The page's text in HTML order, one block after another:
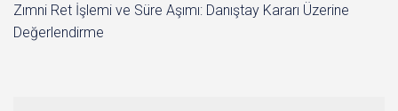
Zımni Ret İşlemi ve Süre Aşımı: Danıştay Kararı Üzerine
Değerlendirme